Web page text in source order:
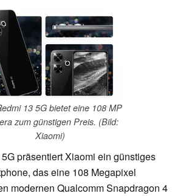
13 5G bietet eine 108 MP
zum günstigen Preis. (Bild:
Xiaomi)
präsentiert Xiaomi ein günstiges
das eine 108 Megapixel
modernen Qualcomm Snapdragon 4